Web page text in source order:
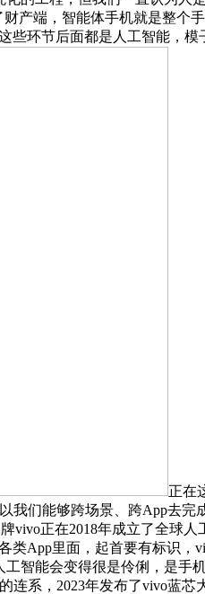
产端，智能体手机就是整个
环节后面都是人工智能，
正在
们能够跨场景、跨App去
正在2018年成立了全球
App里面，起首要有标识
智能会变得很是伶俐，是
系，2023年发布了vivo蓝